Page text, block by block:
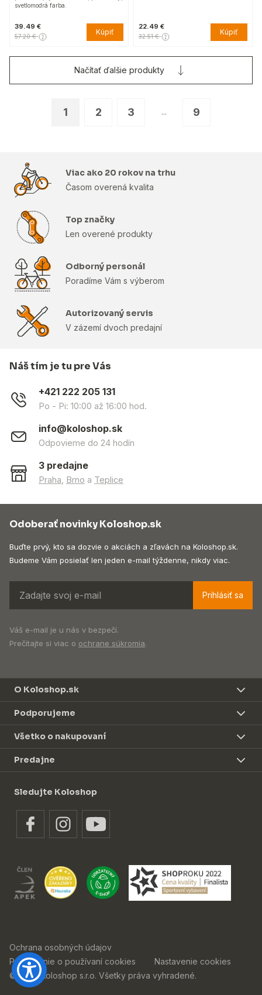
svetlomodrá farba.
39.49 €
57.20 € Kúpiť
22.49 €
32.51 € Kúpiť
1 2 3 ... 9
Načítať ďalšie produkty
Viac ako 20 rokov na trhu
Časom overená kvalita
Top značky
Len overené produkty
Odborný personál
Poradíme Vám s výberom
Autorizovaný servis
V zázemí dvoch predajní
Náš tím je tu pre Vás
+421 222 205 131
Po - Pi: 10:00 až 16:00 hod.
info@koloshop.sk
Odpovieme do 24 hodín
3 predajne
Praha Brno a Teplice
Odoberať novinky Koloshop.sk
Buďte prvý, kto sa dozvie o akciách a zľavách na Koloshop.sk.
Budeme Vám posielať len jeden e-mail týždenne, nikdy viac.
Prihlásiť sa
Váš e-mail je u nás v bezpečí.
Prečítajte si viac o ochrane súkromia.
O Koloshop.sk
Podporujeme
Všetko o nakupovaní
Predajne
Sledujte Koloshop
Ochrana osobných údajov
Prehlásenie o používaní cookies
Nastavenie cookies
© 2026 Koloshop s.r.o. Všetky práva vyhradené.